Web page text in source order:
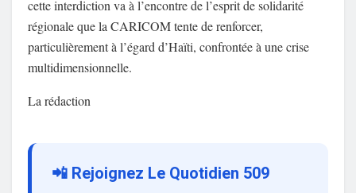
cette interdiction va à l’encontre de l’esprit de solidarité
régionale que la CARICOM tente de renforcer,
particulièrement à l’égard d’Haïti, confrontée à une crise
multidimensionnelle.
La rédaction
📲 Rejoignez Le Quotidien 509